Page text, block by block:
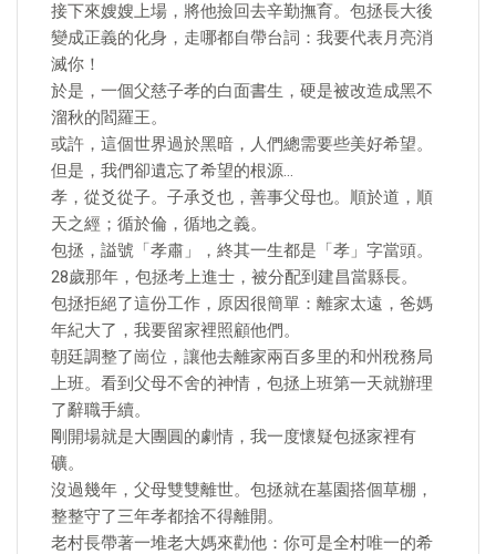
接下來嫂嫂上場，將他撿回去辛勤撫育。包拯長大後
變成正義的化身，走哪都自帶台詞：我要代表月亮消
滅你！
於是，一個父慈子孝的白面書生，硬是被改造成黑不
溜秋的閻羅王。
或許，這個世界過於黑暗，人們總需要些美好希望。
但是，我們卻遺忘了希望的根源…
孝，從爻從子。子承爻也，善事父母也。順於道，順
天之經；循於倫，循地之義。
包拯，謚號「孝肅」，終其一生都是「孝」字當頭。
28歲那年，包拯考上進士，被分配到建昌當縣長。
包拯拒絕了這份工作，原因很簡單：離家太遠，爸媽
年紀大了，我要留家裡照顧他們。
朝廷調整了崗位，讓他去離家兩百多里的和州稅務局
上班。看到父母不舍的神情，包拯上班第一天就辦理
了辭職手續。
剛開場就是大團圓的劇情，我一度懷疑包拯家裡有
礦。
沒過幾年，父母雙雙離世。包拯就在墓園搭個草棚，
整整守了三年孝都捨不得離開。
老村長帶著一堆老大媽來勸他：你可是全村唯一的希